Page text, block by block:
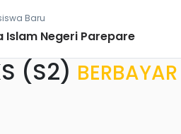
Baru
Islam Negeri Parepare
(S2) BERBAYAR